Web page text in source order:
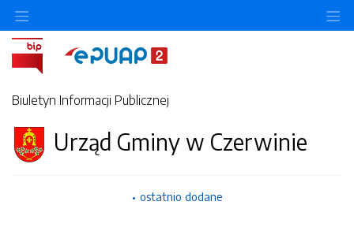
Biuletyn Informacji Publicznej
Urząd Gminy w Czerwinie
ostatnio dodane